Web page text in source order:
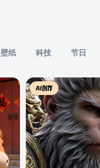
壁纸 科技 节日